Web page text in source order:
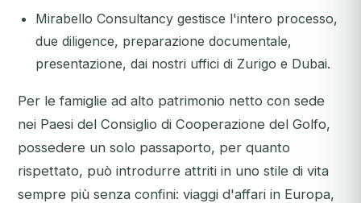
Mirabello Consultancy gestisce l'intero processo,
due diligence, preparazione documentale,
presentazione, dai nostri uffici di Zurigo e Dubai.
Per le famiglie ad alto patrimonio netto con sede
nei Paesi del Consiglio di Cooperazione del Golfo,
possedere un solo passaporto, per quanto
rispettato, può introdurre attriti in uno stile di vita
sempre più senza confini: viaggi d'affari in Europa,